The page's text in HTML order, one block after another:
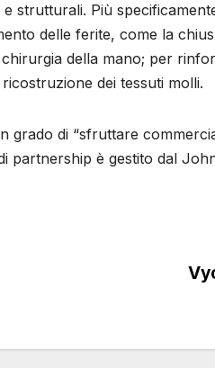
strutturali. Più
delle ferite, come la
chirurgia della mano; per
dei tessuti molli.
grado di “sfruttare
partnership è gestito dal